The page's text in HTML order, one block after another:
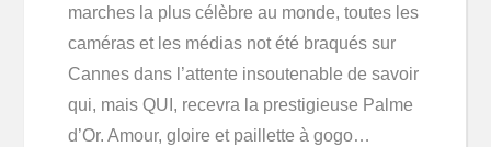
marches la plus célèbre au monde, toutes les
caméras et les médias not été braqués sur
Cannes dans l’attente insoutenable de savoir
qui, mais QUI, recevra la prestigieuse Palme
d’Or. Amour, gloire et paillette à gogo…